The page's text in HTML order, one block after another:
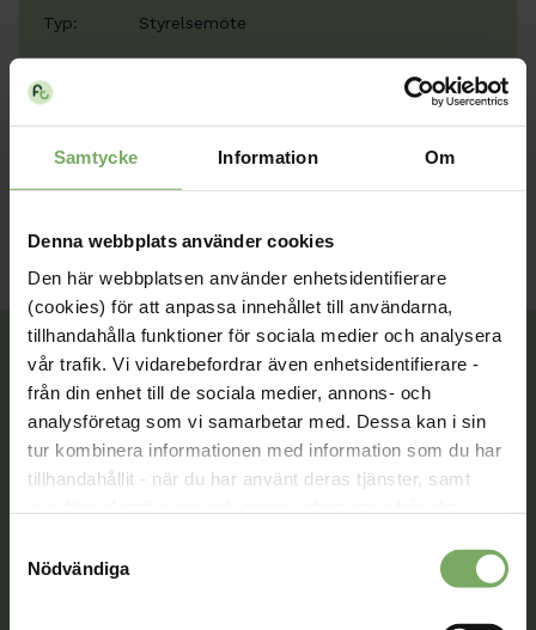
Samtycke Information Om
Denna webbplats använder cookies
Den här webbplatsen använder enhetsidentifierare
(cookies) för att anpassa innehållet till användarna,
tillhandahålla funktioner för sociala medier och analysera
vår trafik. Vi vidarebefordrar även enhetsidentifierare -
från din enhet till de sociala medier, annons- och
analysföretag som vi samarbetar med. Dessa kan i sin
tur kombinera informationen med information som du har
tillhandahållit - när du har använt deras tjänster, samt
området. Du godkänner våra cookies vid fortsatt
Nödvändiga
Typ: Styrelsemöte
Tillsammans rör vi oss framåt. Du är en viktig del
av vår rörelse.